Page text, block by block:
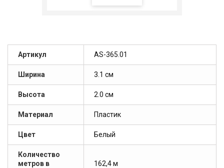
Артикул AS-365.01
Ширина 3.1 см
Высота 2.0 см
Материал Пластик
Цвет Белый
Количество
метров в
162,4 м